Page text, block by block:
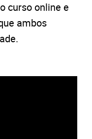
curso online e
ambos